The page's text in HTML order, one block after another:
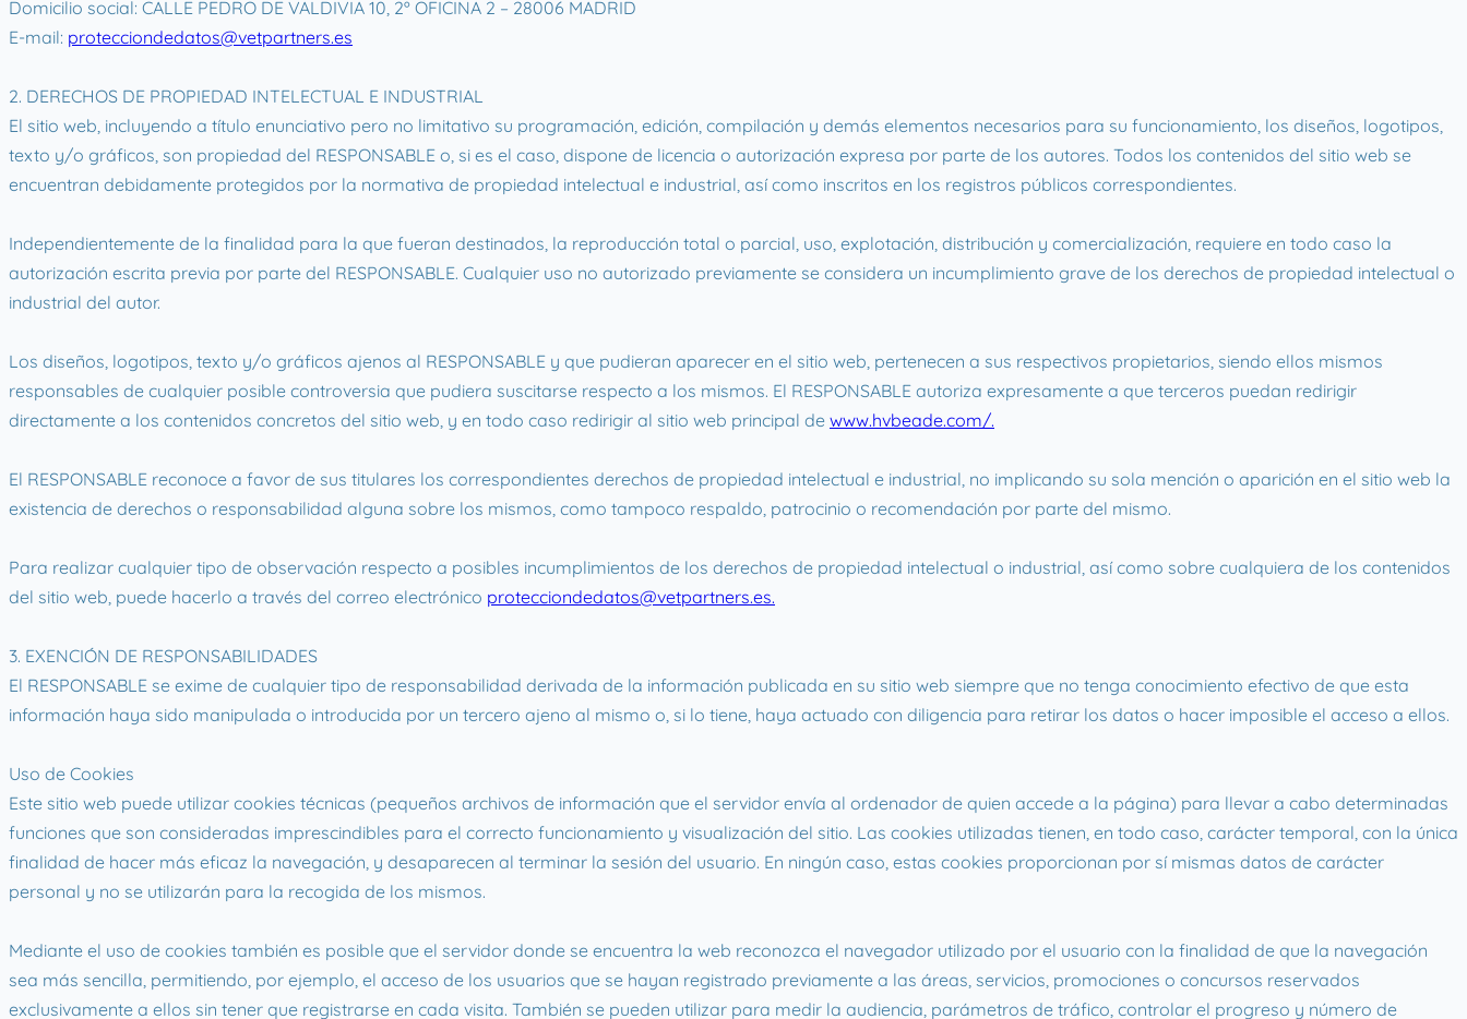
Domicilio social: CALLE PEDRO DE VALDIVIA 10, 2º OFICINA 2 – 28006 MADRID
E-mail: protecciondedatos@vetpartners.es
2. DERECHOS DE PROPIEDAD INTELECTUAL E INDUSTRIAL
El sitio web, incluyendo a título enunciativo pero no limitativo su programación, edición, compilación y demás elementos necesarios para su funcionamiento, los diseños, logotipos,
texto y/o gráficos, son propiedad del RESPONSABLE o, si es el caso, dispone de licencia o autorización expresa por parte de los autores. Todos los contenidos del sitio web se
encuentran debidamente protegidos por la normativa de propiedad intelectual e industrial, así como inscritos en los registros públicos correspondientes.
Independientemente de la finalidad para la que fueran destinados, la reproducción total o parcial, uso, explotación, distribución y comercialización, requiere en todo caso la
autorización escrita previa por parte del RESPONSABLE. Cualquier uso no autorizado previamente se considera un incumplimiento grave de los derechos de propiedad intelectual o
industrial del autor.
Los diseños, logotipos, texto y/o gráficos ajenos al RESPONSABLE y que pudieran aparecer en el sitio web, pertenecen a sus respectivos propietarios, siendo ellos mismos
responsables de cualquier posible controversia que pudiera suscitarse respecto a los mismos. El RESPONSABLE autoriza expresamente a que terceros puedan redirigir
directamente a los contenidos concretos del sitio web, y en todo caso redirigir al sitio web principal de www.hvbeade.com/.
El RESPONSABLE reconoce a favor de sus titulares los correspondientes derechos de propiedad intelectual e industrial, no implicando su sola mención o aparición en el sitio web la
existencia de derechos o responsabilidad alguna sobre los mismos, como tampoco respaldo, patrocinio o recomendación por parte del mismo.
Para realizar cualquier tipo de observación respecto a posibles incumplimientos de los derechos de propiedad intelectual o industrial, así como sobre cualquiera de los contenidos
del sitio web, puede hacerlo a través del correo electrónico protecciondedatos@vetpartners.es.
3. EXENCIÓN DE RESPONSABILIDADES
El RESPONSABLE se exime de cualquier tipo de responsabilidad derivada de la información publicada en su sitio web siempre que no tenga conocimiento efectivo de que esta
información haya sido manipulada o introducida por un tercero ajeno al mismo o, si lo tiene, haya actuado con diligencia para retirar los datos o hacer imposible el acceso a ellos.
Uso de Cookies
Este sitio web puede utilizar cookies técnicas (pequeños archivos de información que el servidor envía al ordenador de quien accede a la página) para llevar a cabo determinadas
funciones que son consideradas imprescindibles para el correcto funcionamiento y visualización del sitio. Las cookies utilizadas tienen, en todo caso, carácter temporal, con la única
finalidad de hacer más eficaz la navegación, y desaparecen al terminar la sesión del usuario. En ningún caso, estas cookies proporcionan por sí mismas datos de carácter
personal y no se utilizarán para la recogida de los mismos.
Mediante el uso de cookies también es posible que el servidor donde se encuentra la web reconozca el navegador utilizado por el usuario con la finalidad de que la navegación
sea más sencilla, permitiendo, por ejemplo, el acceso de los usuarios que se hayan registrado previamente a las áreas, servicios, promociones o concursos reservados
exclusivamente a ellos sin tener que registrarse en cada visita. También se pueden utilizar para medir la audiencia, parámetros de tráfico, controlar el progreso y número de